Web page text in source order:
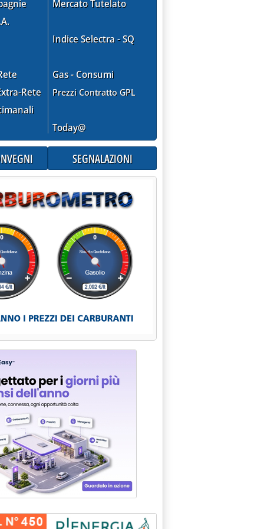
Rete
Mercato Tutelato
Indice Selectra - SQ
Gas - Consumi
Prezzi Contratto GPL
Today@
SEGNALAZIONI